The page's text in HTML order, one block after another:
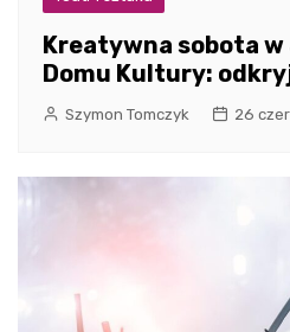
Kreatywna sobota
Domu Kultury:
Szymon Tomczyk 26